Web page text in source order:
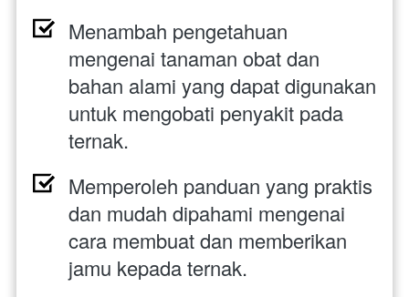
Menambah pengetahuan
mengenai tanaman obat dan
bahan alami yang dapat digunakan
untuk mengobati penyakit pada
ternak.
Memperoleh panduan yang praktis
dan mudah dipahami mengenai
cara membuat dan memberikan
jamu kepada ternak.